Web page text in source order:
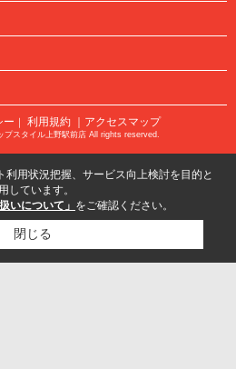
ー ｜ 利用規約 ｜アクセスマップ
スタイル上野駅前店 All rights reserved.
用状況把握、サービス向上検討を目的と
しています。
いについて」 をご確認ください。
閉じる